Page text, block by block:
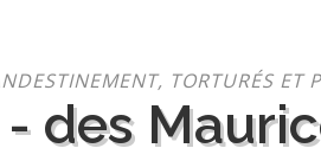
TORTURÉS ET
des